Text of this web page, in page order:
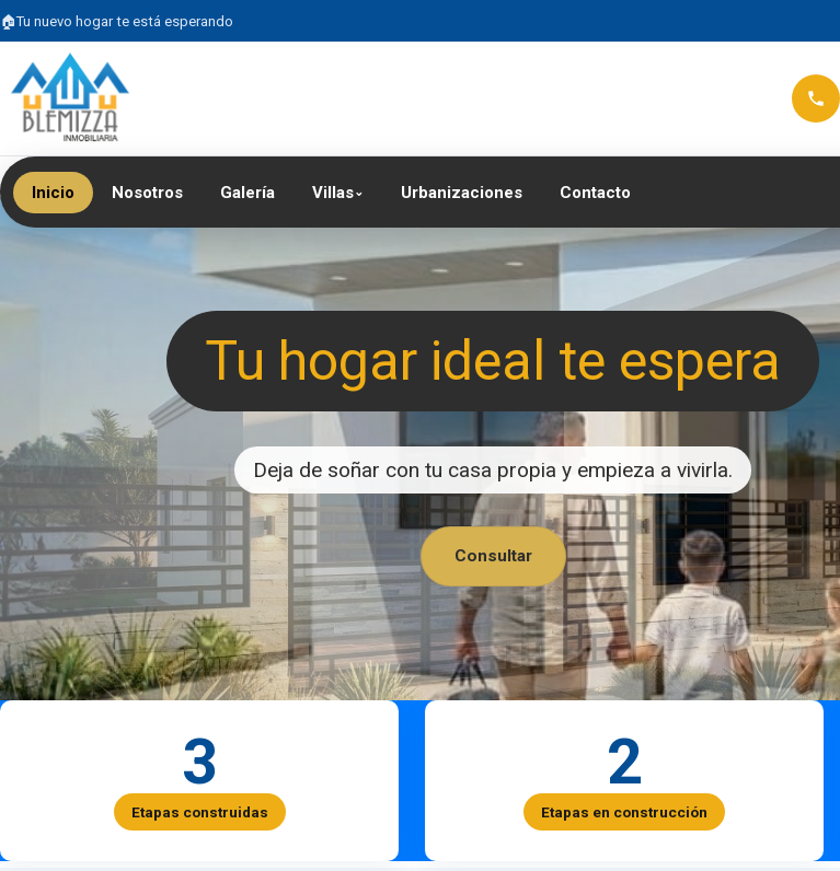
Tu nuevo hogar te está esperando
Inicio Nosotros Galería Villas⌄ Urbanizaciones Contacto
Tu hogar ideal te espera
Deja de soñar con tu casa propia y empieza a vivirla.
Consultar
3
Etapas construidas
2
Etapas en construcción